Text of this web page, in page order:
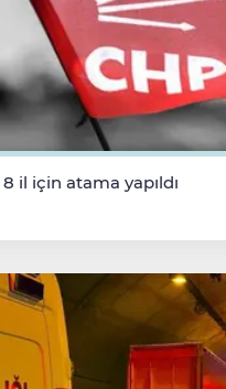
8 il için atama yapıldı